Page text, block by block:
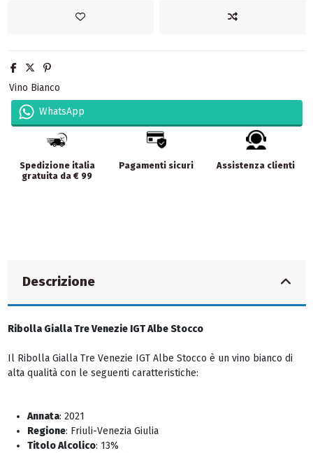
Vino Bianco
WhatsApp
Spedizione italia
gratuita da € 99
Pagamenti sicuri Assistenza clienti
Descrizione
Ribolla Gialla Tre Venezie IGT Albe Stocco
Il Ribolla Gialla Tre Venezie IGT Albe Stocco è un vino bianco di
alta qualità con le seguenti caratteristiche:
Annata: 2021
Regione: Friuli-Venezia Giulia
Titolo Alcolico: 13%